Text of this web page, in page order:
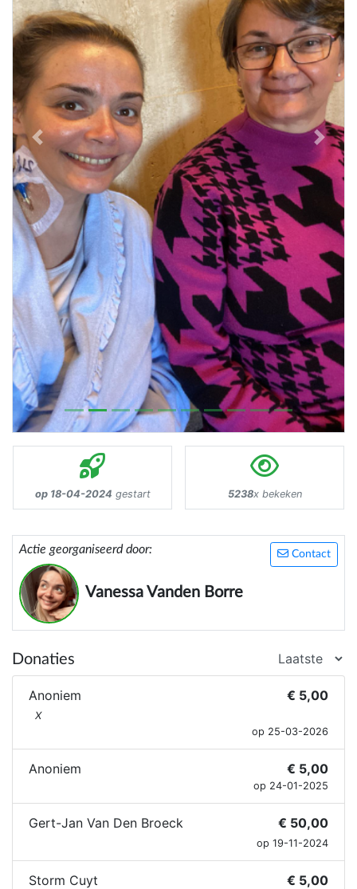
Previous Next
op 18-04-2024 gestart 5238x bekeken
Contact
Actie georganiseerd door:
Vanessa Vanden Borre
Donaties
Anoniem € 5,00
X
op 25-03-2026
Anoniem € 5,00
op 24-01-2025
Gert-Jan Van Den Broeck € 50,00
op 19-11-2024
Storm Cuyt € 5,00